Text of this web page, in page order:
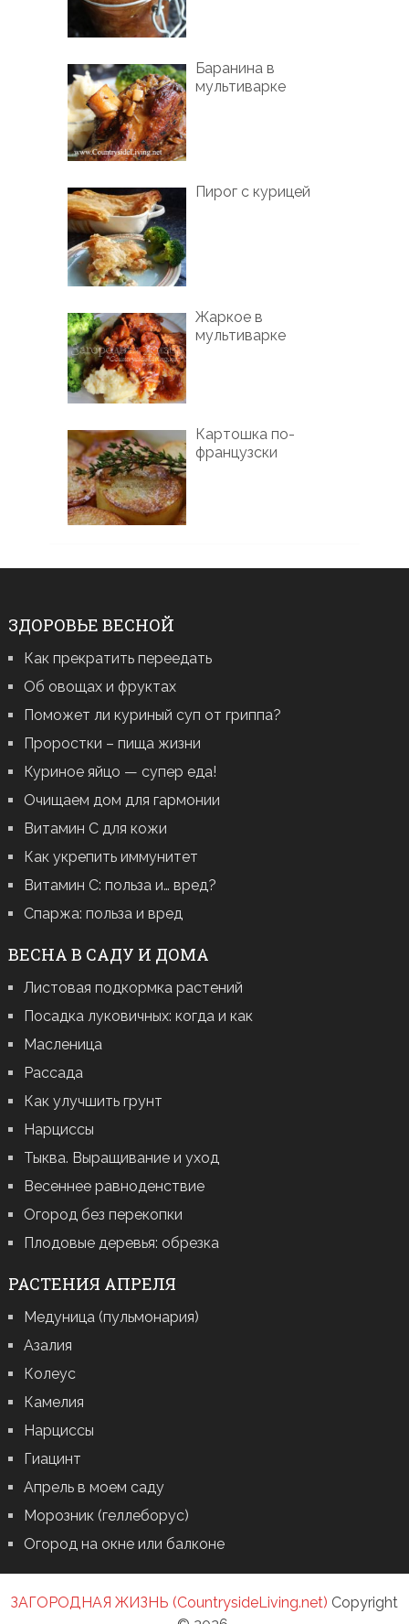
Баранина в
мультиварке
Пирог с курицей
Жаркое в
мультиварке
Картошка по-
французски
ЗДОРОВЬЕ ВЕСНОЙ
Как прекратить переедать
Об овощах и фруктах
Поможет ли куриный суп от гриппа?
Проростки – пища жизни
Куриное яйцо — супер еда!
Очищаем дом для гармонии
Витамин С для кожи
Как укрепить иммунитет
Витамин С: польза и… вред?
Спаржа: польза и вред
ВЕСНА В САДУ И ДОМА
Листовая подкормка растений
Посадка луковичных: когда и как
Масленица
Рассада
Как улучшить грунт
Нарциссы
Тыква. Выращивание и уход
Весеннее равноденствие
Огород без перекопки
Плодовые деревья: обрезка
РАСТЕНИЯ АПРЕЛЯ
Медуница (пульмонария)
Азалия
Колеус
Камелия
Нарциссы
Гиацинт
Апрель в моем саду
Морозник (геллеборус)
Огород на окне или балконе
ЗАГОРОДНАЯ ЖИЗНЬ (CountrysideLiving.net) Copyright